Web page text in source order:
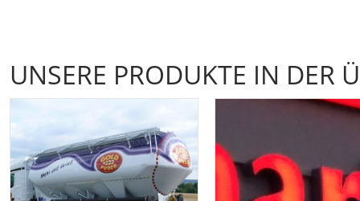
UNSERE PRODUKTE IN DER